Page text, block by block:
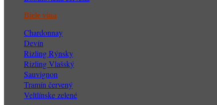
Biele vína
Chardonnay
Devín
Rizling Rýnsky
Rizling Vlašský
Sauvignon
Tramín červený
Veltlínske zelené